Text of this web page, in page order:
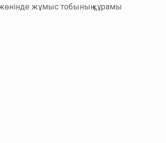
жұмыс тобының құрамы